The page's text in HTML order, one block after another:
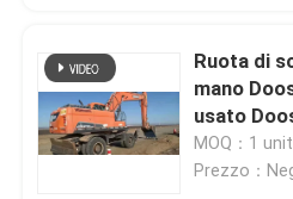
Ruota di
mano
usato
MOQ：1
Prezzo：